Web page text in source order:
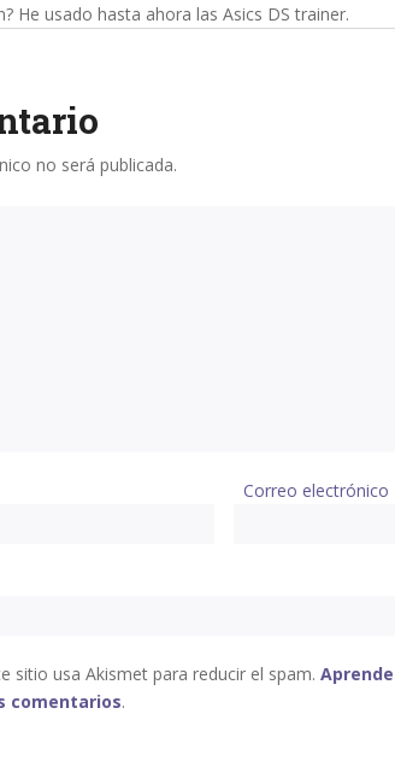
He usado hasta ahora las Asics DS trainer.
no será publicada.
Correo electrónico
sitio usa Akismet para reducir el spam.
comentarios.